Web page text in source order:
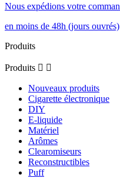
Nous expédions votre
en moins de 48h (jours ouvrés)
Produits
Produits  
Nouveaux produits
Cigarette électronique
DIY
E-liquide
Matériel
Arômes
Clearomiseurs
Reconstructibles
Puff